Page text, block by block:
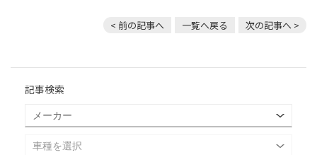
< 前の記事へ 一覧へ戻る 次の記事へ >
記事検索